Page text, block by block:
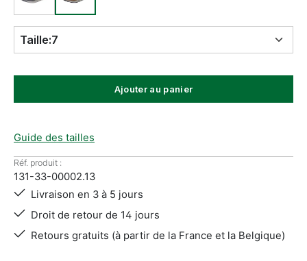
Taille:7
Ajouter au panier
Guide des tailles
Réf. produit :
131-33-00002.13
Livraison en 3 à 5 jours
Droit de retour de 14 jours
Retours gratuits (à partir de la France et la Belgique)